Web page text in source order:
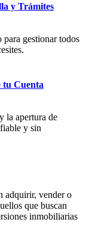
y Trámites
gestionar todos
tu Cuenta
la apertura de
y sin
adquirir, vender o
que buscan
inmobiliarias